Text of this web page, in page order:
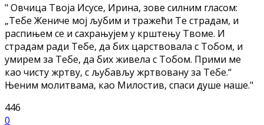
" Овчица Твоја Исусе, Ирина, зове силним гласом:
„Тебе Жениче мој љубим и тражећи Те страдам, и
распињем се и сахрањујем у крштењу Твоме. И
страдам ради Тебе, да бих царствовала с Тобом, и
умирем за Тебе, да бих живела с Тобом. Прими ме
као чисту жртву, с љубављу жртвовану за Тебе.“
Њеним молитвама, као Милостив, спаси душе наше."
446
0